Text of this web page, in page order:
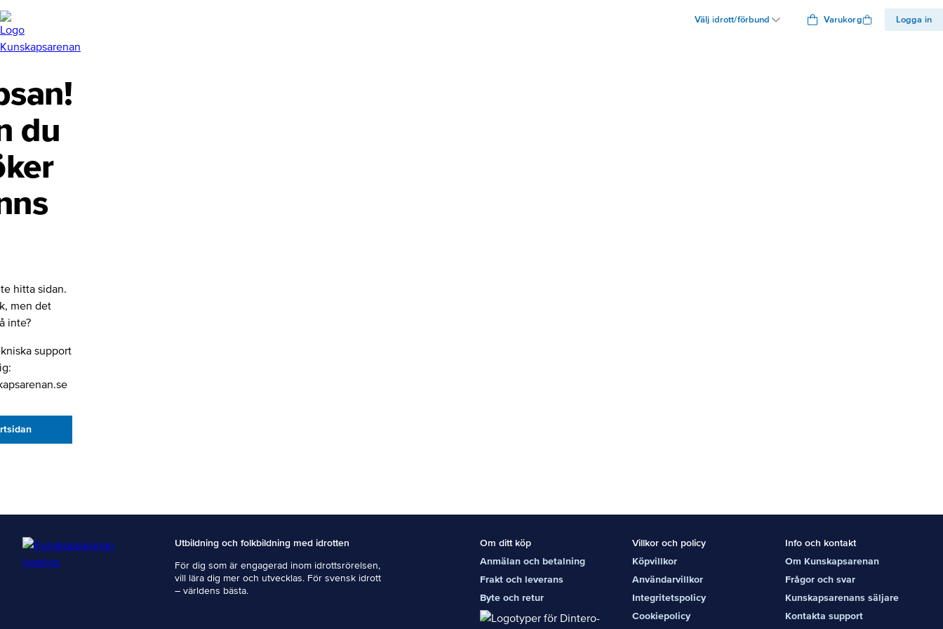
Välj idrott/förbund Varukorg Logga in
du
hitta sidan.
men det
inte?
support
Utbildning och folkbildning med idrotten
För dig som är engagerad inom idrottsrörelsen,
vill lära dig mer och utvecklas. För svensk idrott
– världens bästa.
Om ditt köp
Anmälan och betalning
Frakt och leverans
Byte och retur
Villkor och policy
Köpvillkor
Användarvillkor
Integritetspolicy
Cookiepolicy
Info och kontakt
Om Kunskapsarenan
Frågor och svar
Kunskapsarenans säljare
Kontakta support